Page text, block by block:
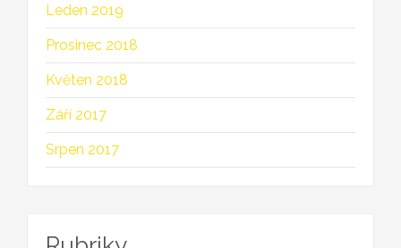
Leden 2019
Prosinec 2018
Květen 2018
Září 2017
Srpen 2017